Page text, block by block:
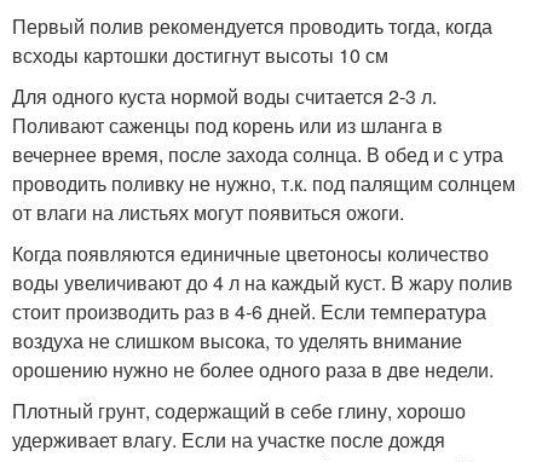
Первый полив рекомендуется проводить тогда, когда
всходы картошки достигнут высоты 10 см
Для одного куста нормой воды считается 2-3 л.
Поливают саженцы под корень или из шланга в
вечернее время, после захода солнца. В обед и с утра
проводить поливку не нужно, т.к. под палящим солнцем
от влаги на листьях могут появиться ожоги.
Когда появляются единичные цветоносы количество
воды увеличивают до 4 л на каждый куст. В жару полив
стоит производить раз в 4-6 дней. Если температура
воздуха не слишком высока, то уделять внимание
орошению нужно не более одного раза в две недели.
Плотный грунт, содержащий в себе глину, хорошо
удерживает влагу. Если на участке после дождя